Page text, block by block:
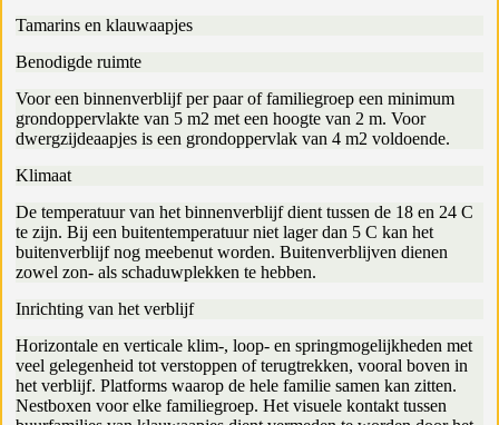
Tamarins en klauwaapjes
Benodigde ruimte
Voor een binnenverblijf per paar of familiegroep een minimum
grondoppervlakte van 5 m2 met een hoogte van 2 m. Voor
dwergzijdeaapjes is een grondoppervlak van 4 m2 voldoende.
Klimaat
De temperatuur van het binnenverblijf dient tussen de 18 en 24 C
te zijn. Bij een buitentemperatuur niet lager dan 5 C kan het
buitenverblijf nog meebenut worden. Buitenverblijven dienen
zowel zon- als schaduwplekken te hebben.
Inrichting van het verblijf
Horizontale en verticale klim-, loop- en springmogelijkheden met
veel gelegenheid tot verstoppen of terugtrekken, vooral boven in
het verblijf. Platforms waarop de hele familie samen kan zitten.
Nestboxen voor elke familiegroep. Het visuele kontakt tussen